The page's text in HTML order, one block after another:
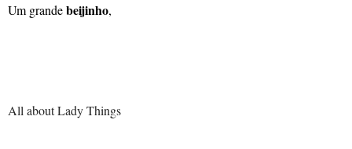
Um grandebeijinho,
All about Lady Things